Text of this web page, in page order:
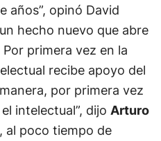
años”, opinó David
hecho nuevo que abre
primera vez en la
recibe apoyo del
por primera vez
intelectual”, dijo Arturo
al poco tiempo de